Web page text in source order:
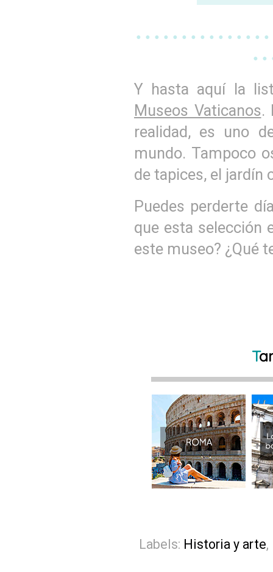
• • • • • • • • • • • • • •
• •
Y hasta aquí la
Museos Vaticanos.
realidad, es uno
mundo. Tampoco
de tapices, el jardín
Puedes perderte
que esta selección
este museo? ¿Qué
T
Labels: Historia y arte,